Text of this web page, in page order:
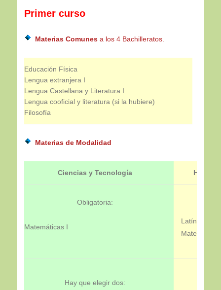
Primer curso
Materias Comunes a los 4 Bachilleratos.
Educación Física
Lengua extranjera I
Lengua Castellana y Literatura I
Lengua cooficial y literatura (si la hubiere)
Filosofía
Materias de Modalidad
Ciencias y Tecnología
Obligatoria:
Matemáticas I
Latín I
Hay que elegir dos: